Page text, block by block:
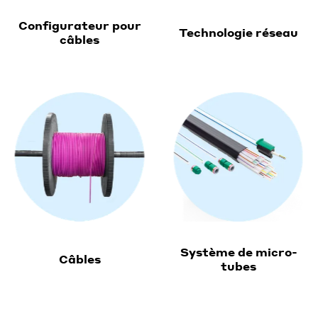
Configurateur pour
câbles
Technologie réseau
Câbles
Système de micro-
tubes